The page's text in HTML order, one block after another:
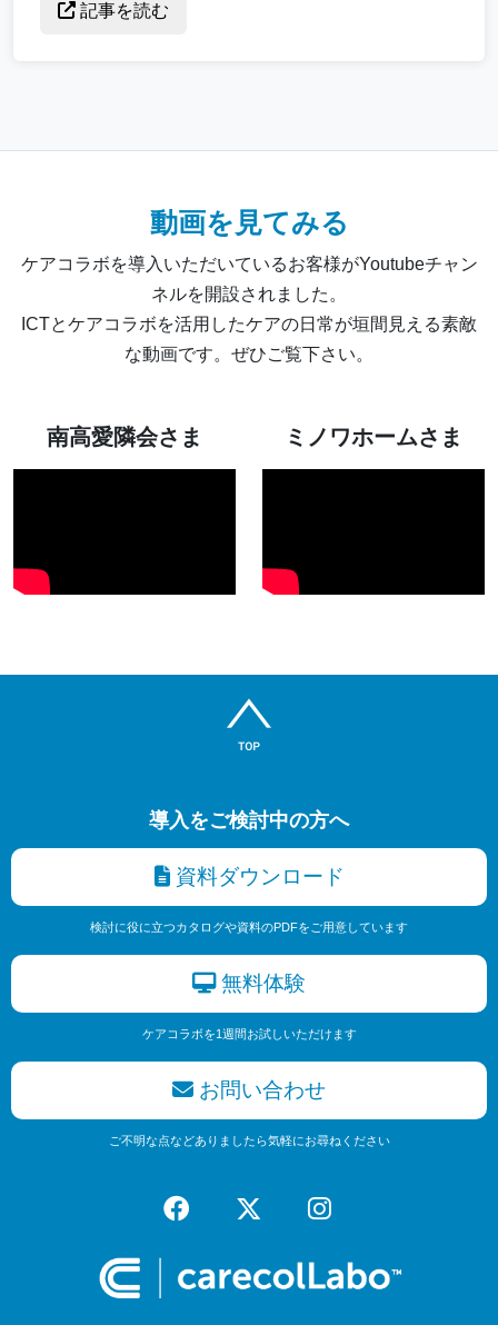
記事を読む
動画を見てみる
ケアコラボを導入いただいているお客様がYoutubeチャン
ネルを開設されました。
ICTとケアコラボを活用したケアの日常が垣間見える素敵
な動画です。ぜひご覧下さい。
南高愛隣会さま ミノワホームさま
導入をご検討中の方へ
資料ダウンロード
検討に役に立つカタログや資料のPDFをご用意しています
無料体験
ケアコラボを1週間お試しいただけます
お問い合わせ
ご不明な点などありましたら気軽にお尋ねください